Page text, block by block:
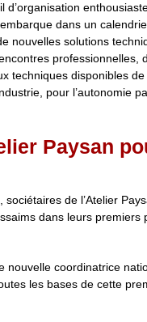
dans un
nouvelles solutions
professionnelles,
techniques disponibles
pour l’autonomie
Paysan
de l’Atelier
dans leurs premiers
nouvelle coordinatrice
les bases de cette